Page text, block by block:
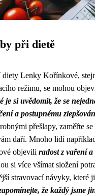
při dietě
diety Lenky Kořínkové,
režimu, se mohou
je si uvědomit, že se
a postupnému
přešlapy, zaměřte
daří. Mnoho lidí
objevili radost z vaření
si více všímat složení
stravovací návyky, které
že každý jsme